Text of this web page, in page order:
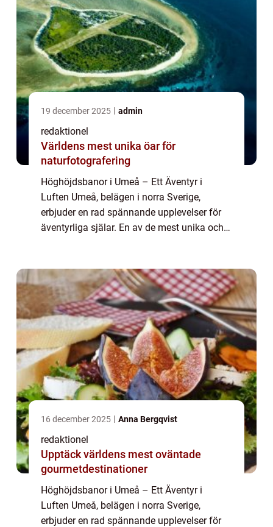
19 december 2025 admin
redaktionel
Världens mest unika öar för
naturfotografering
Höghöjdsbanor i Umeå – Ett Äventyr i
Luften Umeå, belägen i norra Sverige,
erbjuder en rad spännande upplevelser för
äventyrliga själar. En av de mest unika och
16 december 2025 Anna Bergqvist
redaktionel
Upptäck världens mest oväntade
gourmetdestinationer
Höghöjdsbanor i Umeå – Ett Äventyr i
Luften Umeå, belägen i norra Sverige,
erbjuder en rad spännande upplevelser för